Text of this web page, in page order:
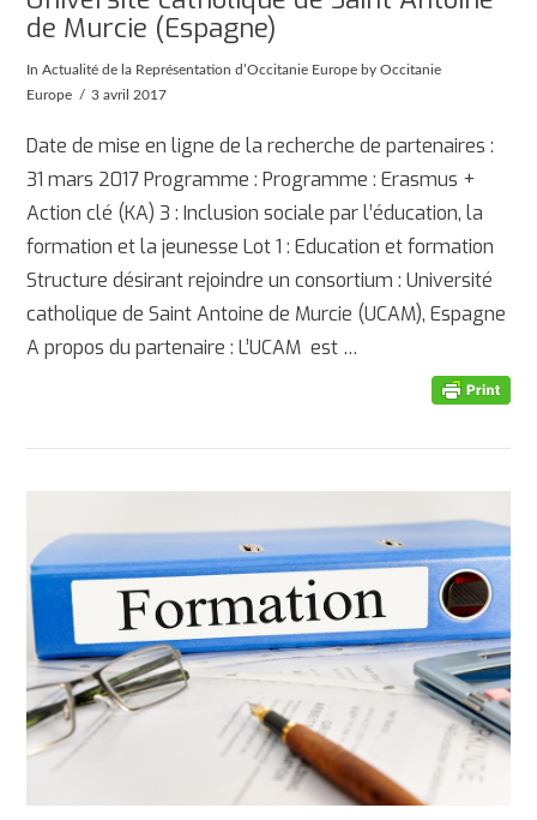
de Murcie (Espagne)
InActualité de la Représentation d’Occitanie Europe by Occitanie
Europe
3 avril 2017
Date de mise en ligne de la recherche de partenaires :
31 mars 2017 Programme : Programme : Erasmus +
Action clé (KA) 3 : Inclusion sociale par l’éducation, la
formation et la jeunesse Lot 1 : Education et formation
Structure désirant rejoindre un consortium : Université
catholique de Saint Antoine de Murcie (UCAM), Espagne
A propos du partenaire : L’UCAM est …